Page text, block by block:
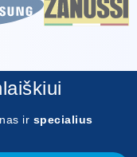
ir specialius